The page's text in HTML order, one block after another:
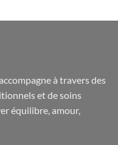
à travers des
et de soins
équilibre, amour,